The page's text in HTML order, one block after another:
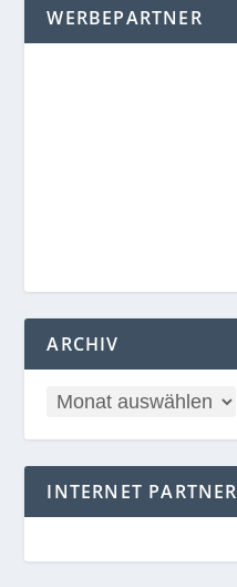
WERBEPARTNER
ARCHIV
INTERNET PARTNER